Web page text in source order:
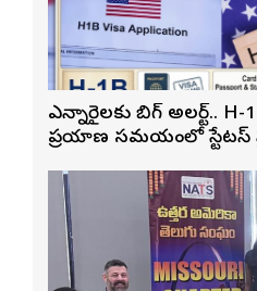
ఎన్నారైలకు బిగ్ అలర్ట్..
ప్రయాణ సమయంలో స్టేటస్